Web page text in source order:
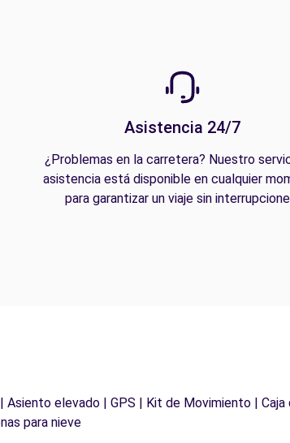
Asistencia 24/7
¿Problemas en la carretera? Nuestro
asistencia está disponible en cualquier
para garantizar un viaje sin
elevado | GPS | Kit de Movimiento |
para nieve